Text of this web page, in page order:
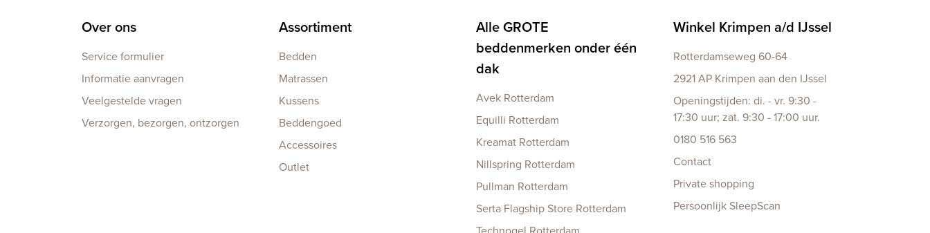
Over ons
Service formulier
Informatie aanvragen
Veelgestelde vragen
Verzorgen, bezorgen, ontzorgen
Assortiment
Bedden
Matrassen
Kussens
Beddengoed
Accessoires
Outlet
Alle GROTE
beddenmerken onder één
dak
Avek Rotterdam
Equilli Rotterdam
Kreamat Rotterdam
Nillspring Rotterdam
Pullman Rotterdam
Serta Flagship Store Rotterdam
Winkel Krimpen a/d IJssel
Rotterdamseweg 60-64
2921 AP Krimpen aan den IJssel
Openingstijden: di. - vr. 9:30 -
17:30 uur; zat. 9:30 - 17:00 uur.
0180 516 563
Contact
Private shopping
Persoonlijk SleepScan